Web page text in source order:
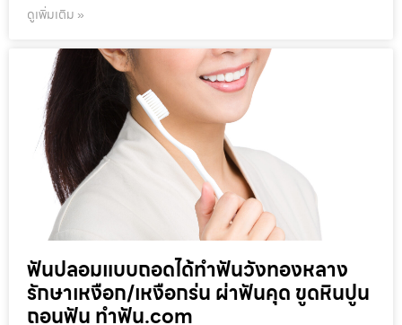
ดูเพิ่มเติม »
ฟันปลอมแบบถอดได้ทำฟันวังทองหลาง
รักษาเหงือก/เหงือกร่น ผ่าฟันคุด ขูดหินปูน
ถอนฟัน ทำฟัน.com